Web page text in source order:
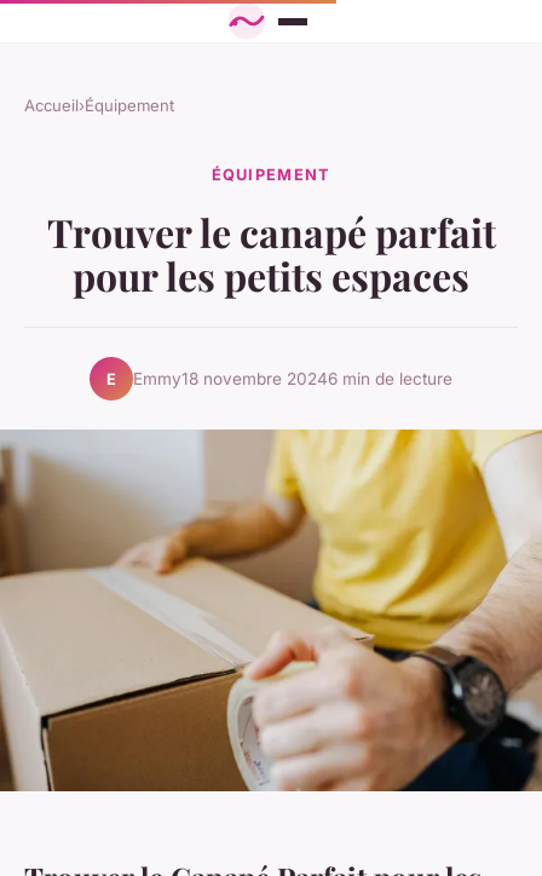
Accueil›Équipement
ÉQUIPEMENT
Trouver le canapé parfait
pour les petits espaces
E Emmy18 novembre 20246 min de lecture